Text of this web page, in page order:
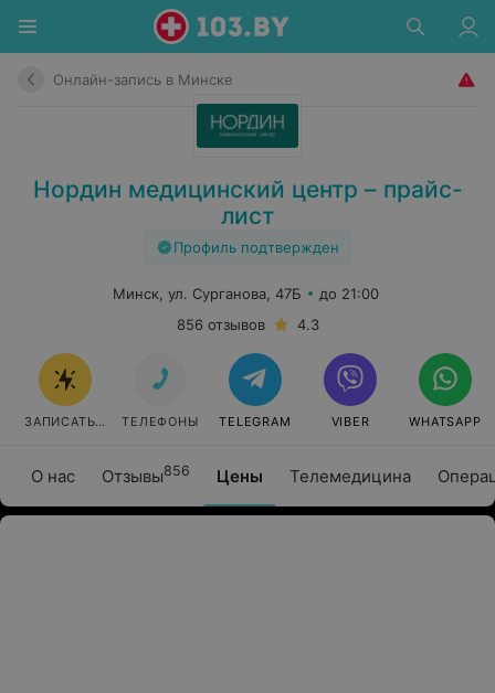
Онлайн-запись в Минске
Нордин медицинский центр – прайс-
лист
Профиль подтвержден
О нас Отзывы856 Цены Телемедицина
Минск, ул. Сурганова, 47Б
до 21:00
856 отзывов
4.3
ЗАПИСАТЬСЯ ОНЛАЙН
ТЕЛЕФОНЫ TELEGRAM VIBER WHATSAPP